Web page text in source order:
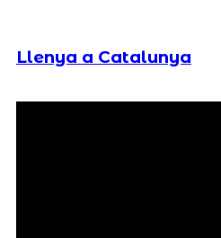
Llenya a Catalunya